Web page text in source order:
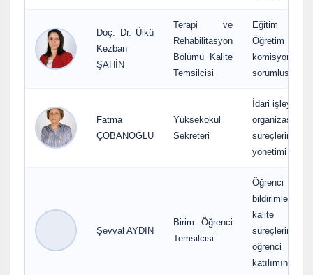
Doç. Dr. Ülkü
Kezban
ŞAHİN
Terapi ve
Rehabilitasyon
Bölümü Kalite
Temsilcisi
Eğitim ve
Öğretim
komisyon
sorumlusu
Fatma
ÇOBANOĞLU
Yüksekokul
Sekreteri
İdari işleyiş ve
organizasyon
süreçlerinin
yönetimi
Şevval AYDIN
Birim Öğrenci
Temsilcisi
Öğrenci geri
bildirimleri ve
kalite
süreçlerine
öğrenci
katılımının